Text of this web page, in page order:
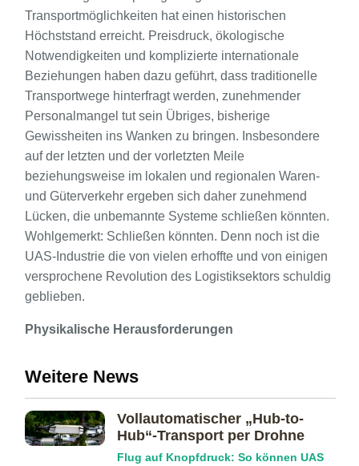
Transportmöglichkeiten hat einen historischen
Höchststand erreicht. Preisdruck, ökologische
Notwendigkeiten und komplizierte internationale
Beziehungen haben dazu geführt, dass traditionelle
Transportwege hinterfragt werden, zunehmender
Personalmangel tut sein Übriges, bisherige
Gewissheiten ins Wanken zu bringen. Insbesondere
auf der letzten und der vorletzten Meile
beziehungsweise im lokalen und regionalen Waren-
und Güterverkehr ergeben sich daher zunehmend
Lücken, die unbemannte Systeme schließen könnten.
Wohlgemerkt: Schließen könnten. Denn noch ist die
UAS-Industrie die von vielen erhoffte und von einigen
versprochene Revolution des Logistiksektors schuldig
geblieben.
Physikalische Herausforderungen
Weitere News
Vollautomatischer „Hub-to-
Hub“-Transport per Drohne
Flug auf Knopfdruck: So können UAS